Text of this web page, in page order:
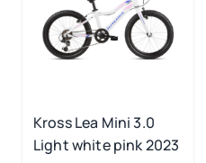
Kross Lea Mini 3.0
Light white pink 2023